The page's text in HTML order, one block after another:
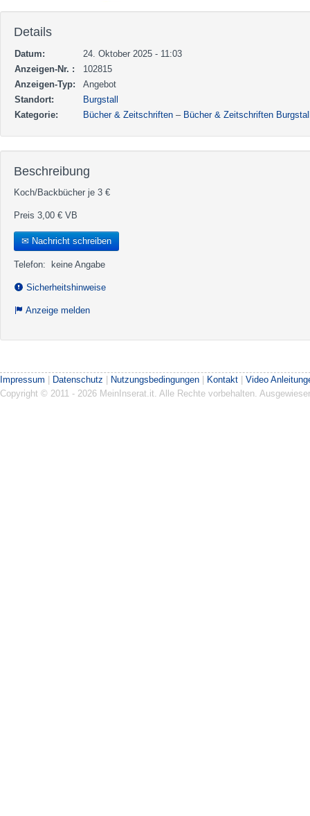
Details
Datum:
24. Oktober 2025 - 11:03
Anzeigen-Nr. :
102815
Anzeigen-Typ:
Angebot
Standort:
Burgstall
Kategorie:
Bücher & Zeitschriften – Bücher & Zeitschriften
Beschreibung
Koch/Backbücher je 3 €
Preis 3,00 € VB
✉ Nachricht schreiben
Telefon: keine Angabe
Sicherheitshinweise
Anzeige melden
Impressum Datenschutz Nutzungsbedingungen Kontakt
Video
Copyright © 2011 - 2026 MeinInserat.it. Alle Rechte vorbehalten.